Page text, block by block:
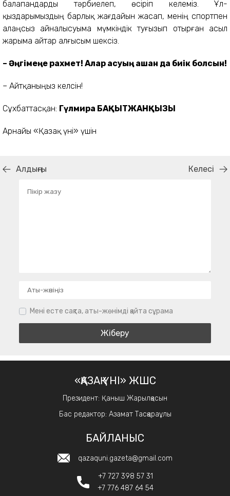
балапандарды тәрбиелеп, өсіріп келеміз. Ұл-
қыздарымыздың барлық жағдайын жасап, менің спортпен
алаңсыз айналысуыма мүмкіндік туғызып отырған асыл
жарыма айтар алғысым шексіз.
– Әңгімеңе рахмет! Алар асуың қашан да биік болсын!
– Айтқаныңыз келсін!
Сұхбаттасқан: Гүлмира БАҚЫТЖАНҚЫЗЫ
Арнайы «Қазақ үні» үшін
Алдыңғы Келесі
Мені есте сақта, аты-жөнімді қайта сұрама
«ҚАЗАҚ ҮНІ» ЖШС
Президент: Қаныш Жарылқасын
Бас редактор: Азамат Тасқараұлы
БАЙЛАНЫС
qazaquni.gazeta@gmail.com
+7 727 398 57 31
+7 776 487 64 54